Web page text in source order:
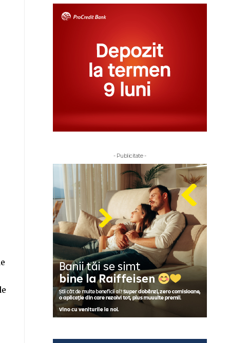
- Publicitate -